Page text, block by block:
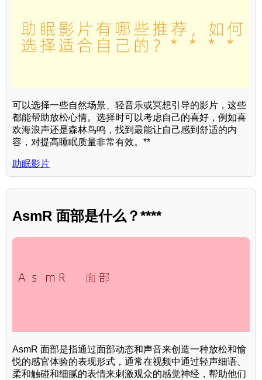
可以选择一些自然场景、轻音乐或冥想引导的影片，这些
都能帮助放松心情。选择时可以考虑自己的喜好，例如喜
欢海浪声还是森林鸟鸣，找到最能让自己感到舒适的内
容，对提高睡眠质量非常有效。**
助眠影片
AsmR 面部是什么？****
AsmR 面部是指通过面部动态和声音来创造一种放松和愉
悦的感官体验的表现形式，通常在视频中通过轻声细语、
柔和触碰和细腻的表情来刺激观众的感觉神经，帮助他们